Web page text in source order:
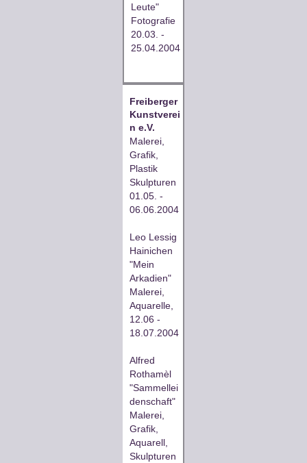
Leute"
Fotografie
20.03. -
25.04.2004
Freiberger
Kunstverei
n e.V.
Malerei,
Grafik,
Plastik
Skulpturen
01.05. -
06.06.2004
Leo Lessig
Hainichen
"Mein
Arkadien"
Malerei,
Aquarelle,
12.06 -
18.07.2004
Alfred
Rothamèl
"Sammellei
denschaft"
Malerei,
Grafik,
Aquarell,
Skulpturen